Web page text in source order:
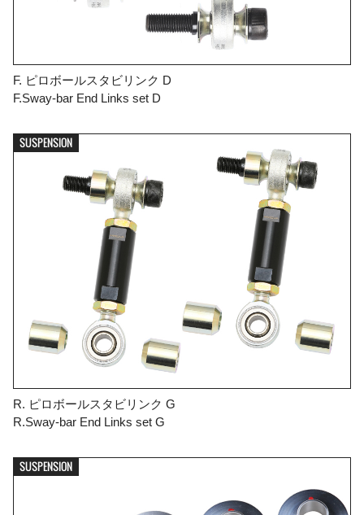
F. ピロボールスタビリンク D
F.Sway-bar End Links set D
SUSPENSION
R. ピロボールスタビリンク G
R.Sway-bar End Links set G
SUSPENSION